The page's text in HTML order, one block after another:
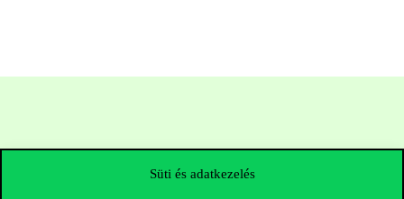
Süti és adatkezelés